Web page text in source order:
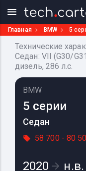
Главная BMW 5
Технические
Седан: VII (G30/
дизель, 286 л.с.
BMW
5 серии
Седан
58 700 - 80
2020 н.в.